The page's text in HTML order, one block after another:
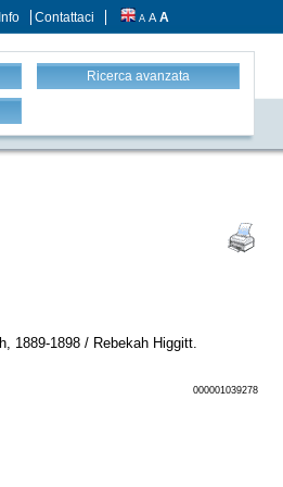
Info Contattaci A A A
Ricerca avanzata